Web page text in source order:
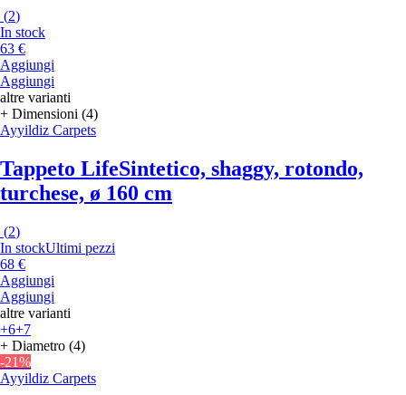
(2)
In stock
63 €
Aggiungi
Aggiungi
altre varianti
+ Dimensioni (4)
Ayyildiz Carpets
Tappeto LifeSintetico, shaggy, rotondo,
turchese, ø 160 cm
(2)
In stockUltimi pezzi
68 €
Aggiungi
Aggiungi
altre varianti
+6+7
+ Diametro (4)
-21%
Ayyildiz Carpets